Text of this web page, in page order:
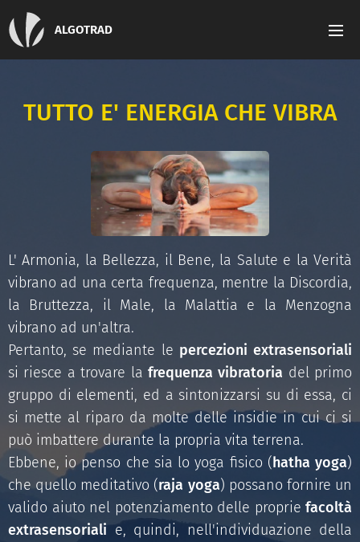
ALGOTRAD
TUTTO E' ENERGIA CHE VIBRA
L' Armonia, la Bellezza, il Bene, la Salute e la Verità
vibrano ad una certa frequenza, mentre la Discordia,
la Bruttezza, il Male, la Malattia e la Menzogna
vibrano ad un'altra.
Pertanto, se mediante le percezioni extrasensoriali
si riesce a trovare la frequenza vibratoria del primo
gruppo di elementi, ed a sintonizzarsi su di essa, ci
si mette al riparo da molte delle insidie in cui ci si
può imbattere durante la propria vita terrena.
Ebbene, io penso che sia lo yoga fisico (hatha yoga)
che quello meditativo (raja yoga) possano fornire un
valido aiuto nel potenziamento delle proprie facoltà
extrasensorialie, quindi, nell'individuazione della